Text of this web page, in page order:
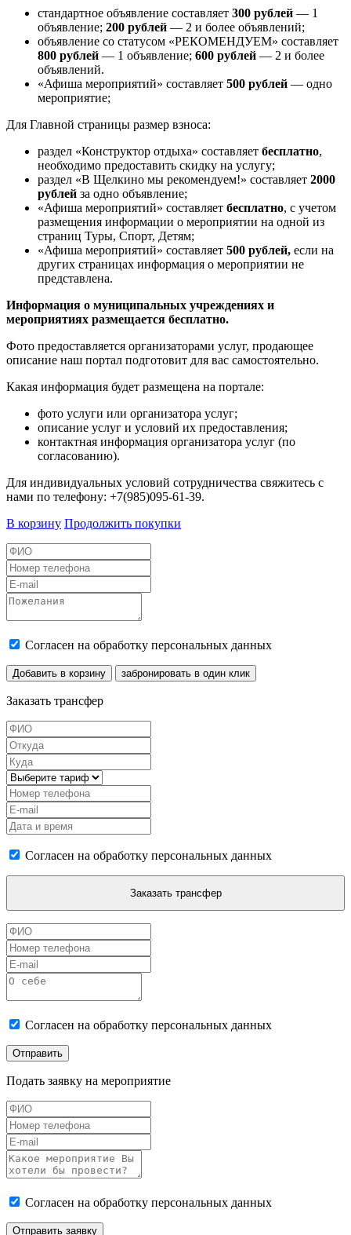
стандартное объявление составляет 300 рублей — 1
объявление; 200 рублей — 2 и более объявлений;
объявление со статусом «РЕКОМЕНДУЕМ» составляет
800 рублей — 1 объявление; 600 рублей — 2 и более
объявлений.
«Афиша мероприятий» составляет 500 рублей — одно
мероприятие;
Для Главной страницы размер взноса:
раздел «Конструктор отдыха» составляет бесплатно,
необходимо предоставить скидку на услугу;
раздел «В Щелкино мы рекомендуем!» составляет 2000
рублей за одно объявление;
«Афиша мероприятий» составляет бесплатно, с учетом
размещения информации о мероприятии на одной из
страниц Туры, Спорт, Детям;
«Афиша мероприятий» составляет 500 рублей, если на
других страницах информация о мероприятии не
представлена.
Информация о муниципальных учреждениях и
мероприятиях размещается бесплатно.
Фото предоставляется организаторами услуг, продающее
описание наш портал подготовит для вас самостоятельно.
Какая информация будет размещена на портале:
фото услуги или организатора услуг;
описание услуг и условий их предоставления;
контактная информация организатора услуг (по
согласованию).
Для индивидуальных условий сотрудничества свяжитесь с
нами по телефону: +7(985)095-61-39.
В корзину Продолжить покупки
Согласен на обработку персональных данных
Добавить в корзину забронировать в один клик
Заказать трансфер
Согласен на обработку персональных данных
Заказать трансфер
Согласен на обработку персональных данных
Отправить
Подать заявку на мероприятие
Согласен на обработку персональных данных
Отправить заявку